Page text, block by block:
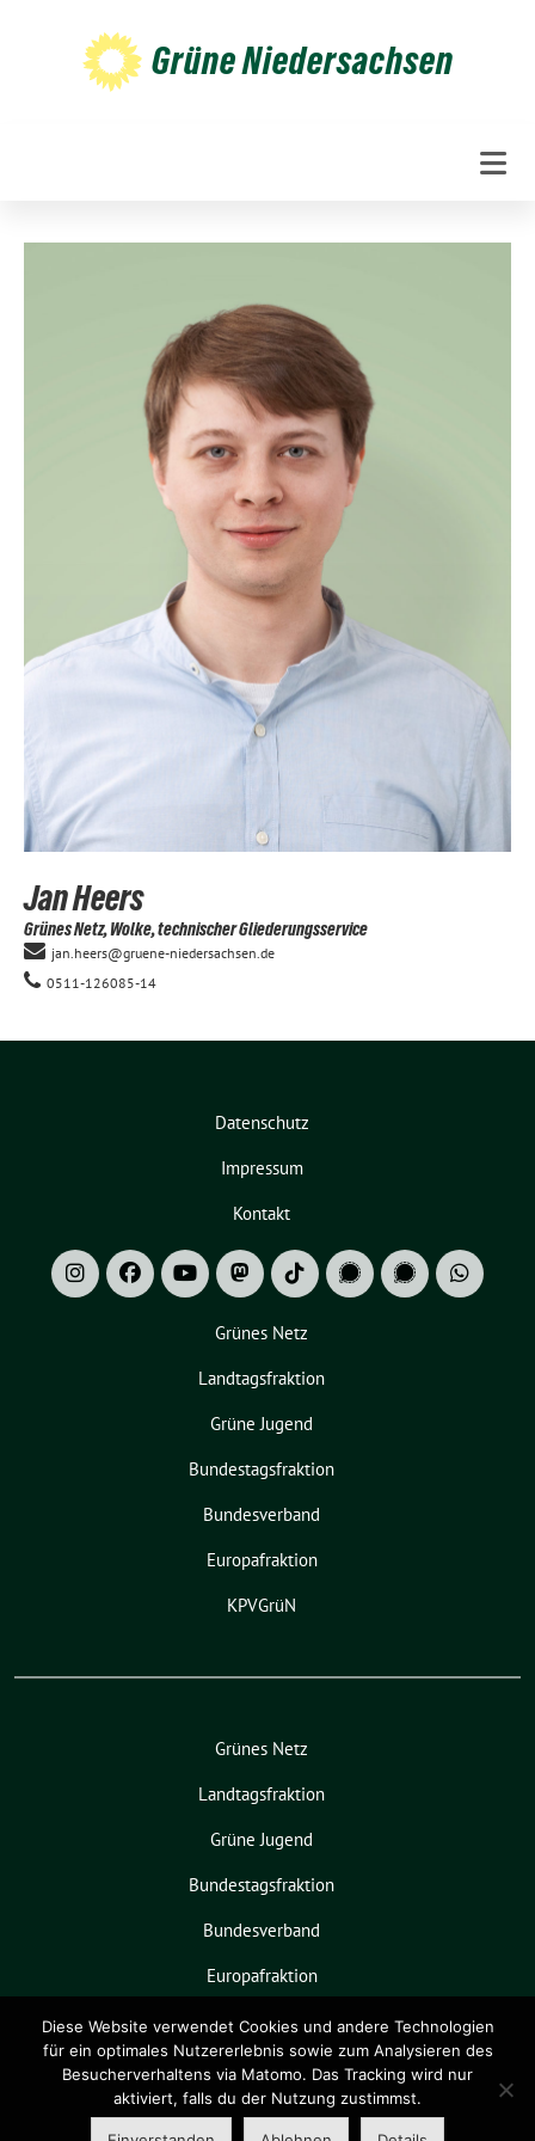
Grüne Niedersachsen
Jan Heers
Grünes Netz, Wolke, technischer Gliederungsservice
0511-126085-14
jan.heers@gruene-niedersachsen.de
Datenschutz
Impressum
Kontakt
Grünes Netz
Landtagsfraktion
Grüne Jugend
Bundestagsfraktion
Bundesverband
Europafraktion
KPVGrüN
Grünes Netz
Landtagsfraktion
Grüne Jugend
Bundestagsfraktion
Bundesverband
Europafraktion
KPVGrüN
Grüne Niedersachsen benutzt das
Diese Website verwendet Cookies und andere Technologien
für ein optimales Nutzererlebnis sowie zum Analysieren des
Besucherverhaltens via Matomo. Das Tracking wird nur
aktiviert, falls du der Nutzung zustimmst.